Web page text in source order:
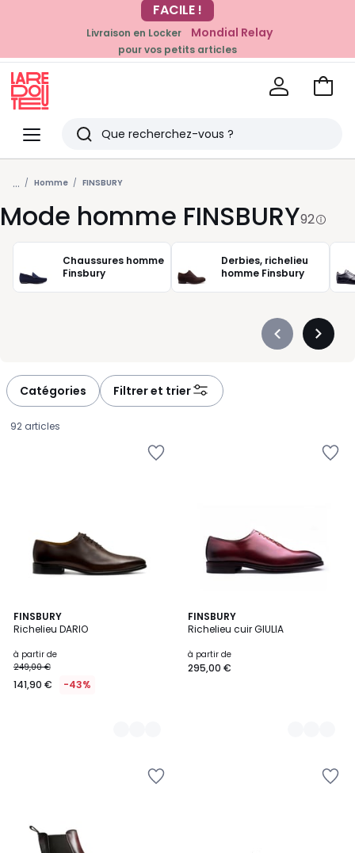
EN CE MOMENT
-20% dès 39€*
Livraison en Locker Mondial Relay
pour vos petits articles
Menu
Redoute
Rechercher
Derniers
articles
vus
Voir
... Homme FINSBURY
Mode homme FINSBURY92
Chaussures homme
Finsbury
Derbies, richelieu
homme Finsbury
Précédent
Catégories Filtrer et trier
92 articles
FINSBURY
Richelieu DARIO
Prix
à
partir
43%
à partir de
249,00 €
141,90 € -43%
2
Couleurs
FINSBURY
Richelieu cuir GIULIA
à partir de
295,00 €
3
Couleurs